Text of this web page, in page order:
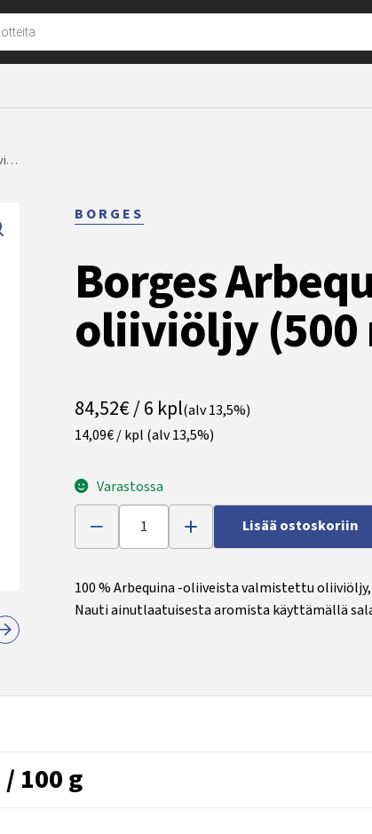
BORGES
Borges
oliiviöljy (500
84,52€ / 6 kpl(alv 13,5%)
14,09€ / kpl (alv 13,5%)
Varastossa
Lisää ostoskoriin
100 % Arbequina -oliiveista valmistettu
Nauti ainutlaatuisesta aromista käyttämällä
100 g